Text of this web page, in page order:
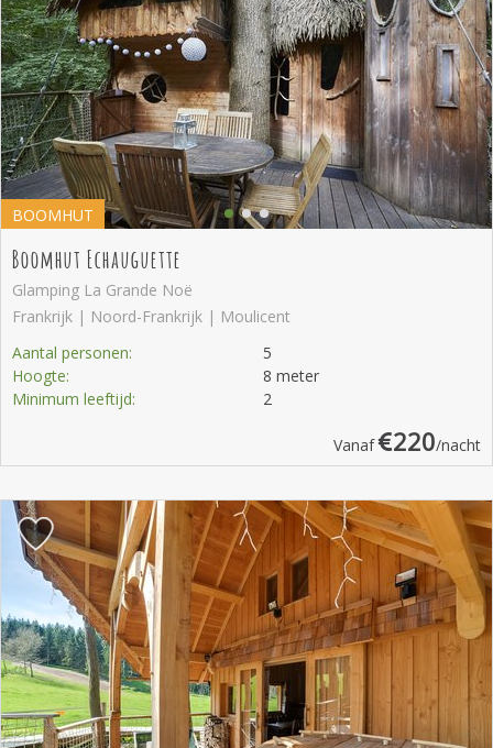
BOOMHUT
Boomhut Echauguette
Glamping La Grande Noë
Frankrijk | Noord-Frankrijk | Moulicent
Aantal personen:
5
Hoogte:
8 meter
Minimum leeftijd:
2
Vanaf 220/nacht